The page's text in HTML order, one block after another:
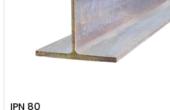
IPN 80